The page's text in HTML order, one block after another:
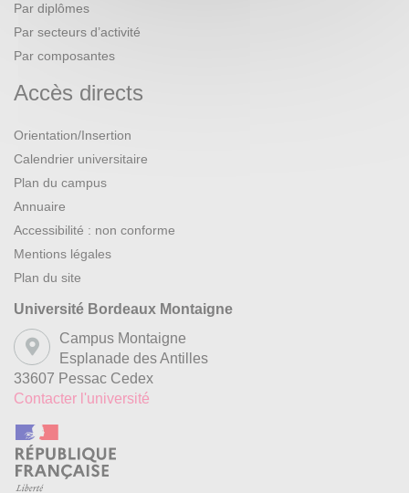
Par diplômes
Par secteurs d’activité
Par composantes
Accès directs
Orientation/Insertion
Calendrier universitaire
Plan du campus
Annuaire
Accessibilité : non conforme
Mentions légales
Plan du site
Université Bordeaux Montaigne
Campus Montaigne
Esplanade des Antilles
33607 Pessac Cedex
Contacter l'université